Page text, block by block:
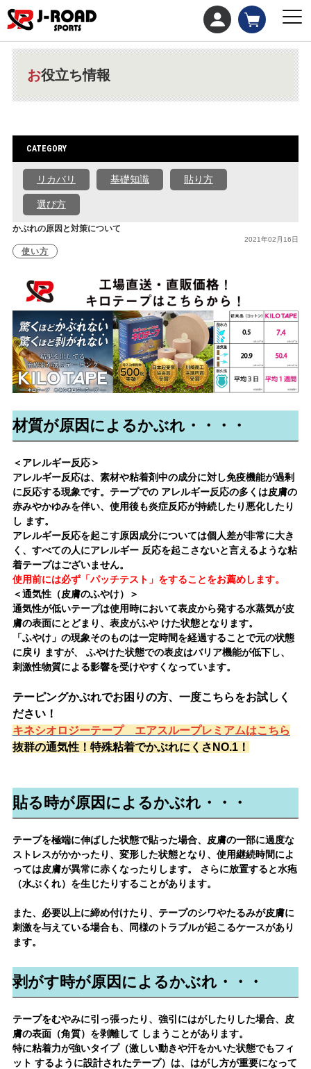
お役立ち情報
CATEGORY
リカバリ 基礎知識 貼り方
選び方
かぶれの原因と対策について
2021年02月16日
使い方
材質が原因によるかぶれ・・・・
＜アレルギー反応＞
アレルギー反応は、素材や粘着剤中の成分に対し免疫機能が過剰
に反応する現象です。テープでの アレルギー反応の多くは皮膚の
赤みやかゆみを伴い、使用後も炎症反応が持続したり悪化したり
し ます。
アレルギー反応を起こす原因成分については個人差が非常に大き
く、すべての人にアレルギー 反応を起こさないと言えるような粘
着テープはございません。
使用前には必ず「パッチテスト」をすることをお薦めします。
＜通気性（皮膚のふやけ）＞
通気性が低いテープは使用時において表皮から発する水蒸気が皮
膚の表面にとどまり、表皮がふやけた状態となります。
「ふやけ」の現象そのものは一定時間を経過することで元の状態
に戻り ますが、 ふやけた状態での表皮はバリア機能が低下し、
刺激性物質による影響を受けやすくなっています。
テーピングかぶれでお困りの方、一度こちらをお試しく
ださい！
キネシオロジーテープ エアスループレミアムはこちら
抜群の通気性！特殊粘着でかぶれにくさNO.1！
貼る時が原因によるかぶれ・・・
テープを極端に伸ばした状態で貼った場合、皮膚の一部に過度な
ストレスがかかったり、変形した状態となり、使用継続時間によ
っては皮膚が異常に赤くなったりします。 さらに放置すると水疱
（水ぶくれ）を生じたりすることがあります。
また、必要以上に締め付けたり、テープのシワやたるみが皮膚に
刺激を与えている場合も、同様のトラブルが起こるケースがあり
ます。
剥がす時が原因によるかぶれ・・・
テープをむやみに引っ張ったり、強引にはがしたりした場合、皮
膚の表面（角質）を剥離して しまうことがあります。
特に粘着力が強いタイプ（激しい動きや汗をかいた状態でもフィ
ット するように設計されたテープ）は、はがし方が重要になって